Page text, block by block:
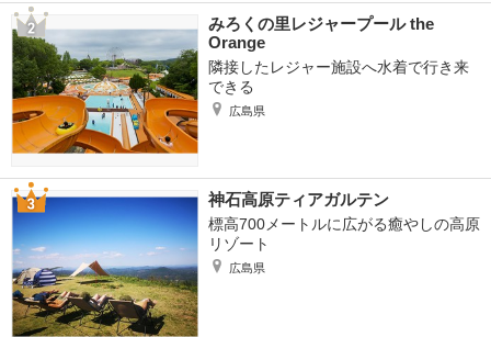
みろくの里レジャープール the
Orange
隣接したレジャー施設へ水着で行き来
できる
広島県
神石高原ティアガルテン
標高700メートルに広がる癒やしの高原
リゾート
広島県